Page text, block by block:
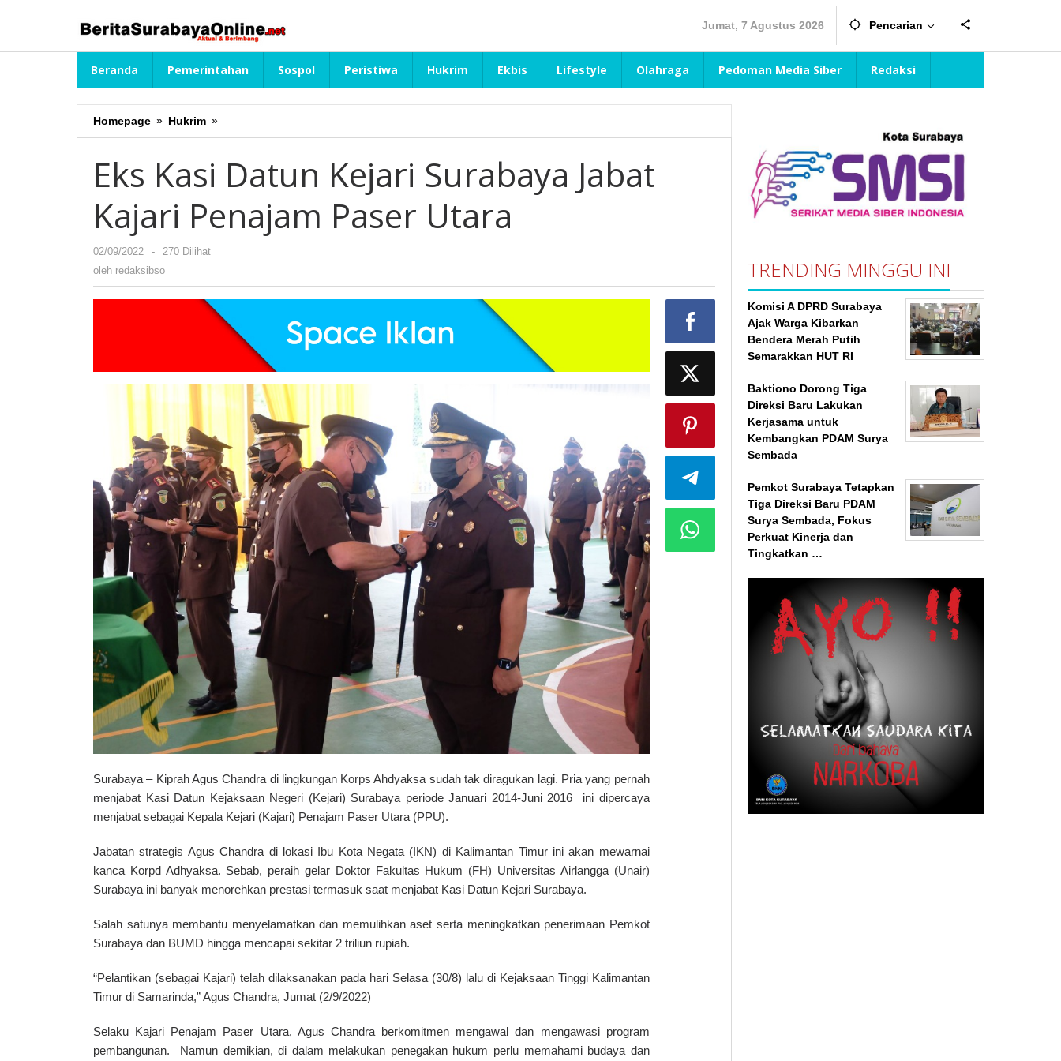
Jumat, 7 Agustus 2026 Pencarian
Beranda Pemerintahan Sospol Peristiwa Hukrim Ekbis Lifestyle Olahraga Pedoman Media Siber Redaksi
Homepage » Hukrim »
Kasi
Kejari
Surabaya
Kajari
Penajam
Eks Kasi Datun Kejari Surabaya Jabat
Kajari Penajam Paser Utara
02/09/2022
oleh
redaksibso
-
270 Dilihat
oleh redaksibso
Surabaya – Kiprah Agus Chandra di lingkungan Korps Ahdyaksa sudah tak diragukan lagi. Pria yang pernah
menjabat Kasi Datun Kejaksaan Negeri (Kejari) Surabaya periode Januari 2014-Juni 2016 ini dipercaya
menjabat sebagai Kepala Kejari (Kajari) Penajam Paser Utara (PPU).
Jabatan strategis Agus Chandra di lokasi Ibu Kota Negata (IKN) di Kalimantan Timur ini akan mewarnai
kanca Korpd Adhyaksa. Sebab, peraih gelar Doktor Fakultas Hukum (FH) Universitas Airlangga (Unair)
Surabaya ini banyak menorehkan prestasi termasuk saat menjabat Kasi Datun Kejari Surabaya.
Salah satunya membantu menyelamatkan dan memulihkan aset serta meningkatkan penerimaan Pemkot
Surabaya dan BUMD hingga mencapai sekitar 2 triliun rupiah.
“Pelantikan (sebagai Kajari) telah dilaksanakan pada hari Selasa (30/8) lalu di Kejaksaan Tinggi Kalimantan
Timur di Samarinda,” Agus Chandra, Jumat (2/9/2022)
Selaku Kajari Penajam Paser Utara, Agus Chandra berkomitmen mengawal dan mengawasi program
pembangunan. Namun demikian, di dalam melakukan penegakan hukum perlu memahami budaya dan
TRENDING MINGGU INI
Komisi A DPRD Surabaya
Ajak Warga Kibarkan
Bendera Merah Putih
Semarakkan HUT RI
Baktiono Dorong Tiga
Direksi Baru Lakukan
Kerjasama untuk
Kembangkan PDAM Surya
Sembada
Pemkot Surabaya Tetapkan
Tiga Direksi Baru PDAM
Surya Sembada, Fokus
Perkuat Kinerja dan
Tingkatkan …